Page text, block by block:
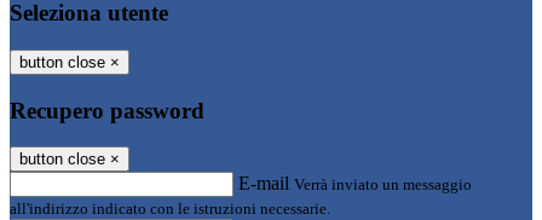
Seleziona utente
button close ×
Recupero password
button close ×
E-mail Verrà inviato un messaggio
all'indirizzo indicato con le istruzioni necessarie.